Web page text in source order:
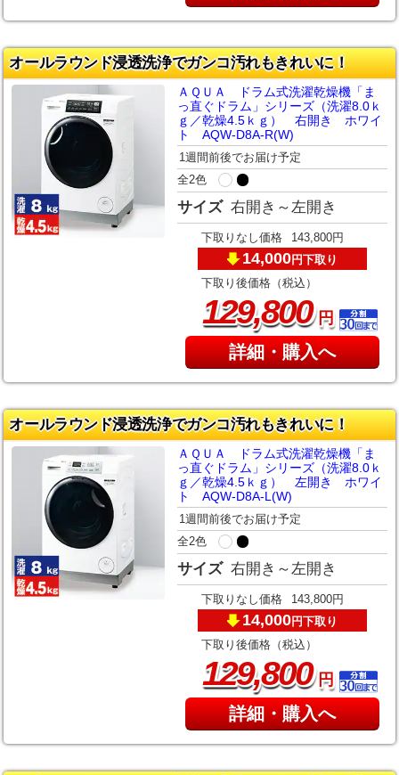
オールラウンド浸透洗浄でガンコ汚れもきれいに！
ＡＱＵＡ ドラム式洗濯乾燥機「ま
っ直ぐドラム」シリーズ（洗濯8.0ｋ
ｇ／乾燥4.5ｋｇ） 右開き ホワイ
ト AQW-D8A-R(W)
1週間前後でお届け予定
全2色
サイズ 右開き～左開き
下取りなし価格 143,800円
14,000円下取り
下取り後価格（税込）
129,800円
詳細・購入へ
オールラウンド浸透洗浄でガンコ汚れもきれいに！
ＡＱＵＡ ドラム式洗濯乾燥機「ま
っ直ぐドラム」シリーズ（洗濯8.0ｋ
ｇ／乾燥4.5ｋｇ） 左開き ホワイ
ト AQW-D8A-L(W)
1週間前後でお届け予定
全2色
サイズ 右開き～左開き
下取りなし価格 143,800円
14,000円下取り
下取り後価格（税込）
129,800円
詳細・購入へ